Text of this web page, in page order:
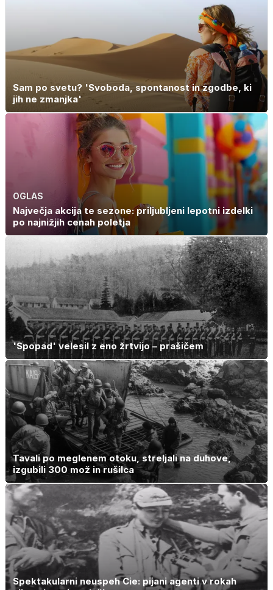
Sam po svetu? 'Svoboda, spontanost in zgodbe, ki
jih ne zmanjka'
OGLAS
Največja akcija te sezone: priljubljeni lepotni izdelki
po najnižjih cenah poletja
'Spopad' velesil z eno žrtvijo – prašičem
Tavali po meglenem otoku, streljali na duhove,
izgubili 300 mož in rušilca
Spektakularni neuspeh Cie: pijani agenti v rokah